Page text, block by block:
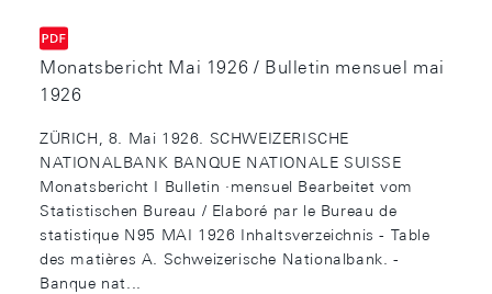
Monatsbericht Mai 1926 / Bulletin mensuel mai
1926
ZÜRICH, 8. Mai 1926. SCHWEIZERISCHE
NATIONALBANK BANQUE NATIONALE SUISSE
Monatsbericht I Bulletin ·mensuel Bearbeitet vom
Statistischen Bureau / Elaboré par le Bureau de
statistique N95 MAI 1926 Inhaltsverzeichnis - Table
des matières A. Schweizerische Nationalbank. -
Banque nat...